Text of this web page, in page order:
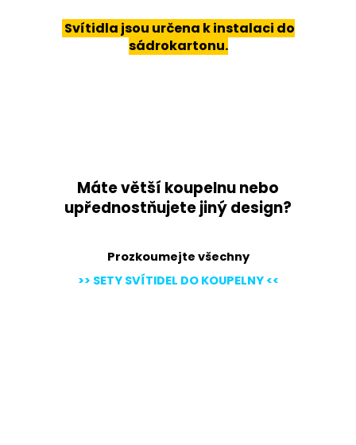
Svítidla jsou určena k instalaci do
sádrokartonu.
Máte větší koupelnu nebo
upřednostňujete jiný design?
Prozkoumejte všechny
>> SETY SVÍTIDEL DO KOUPELNY <<